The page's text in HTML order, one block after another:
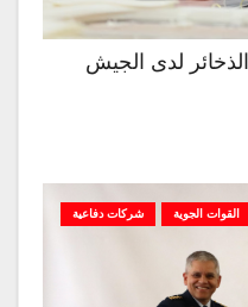
لدى الجيش
القوات الجوية شركات دفاعية